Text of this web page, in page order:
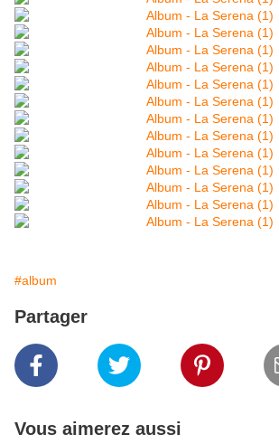
#album
Partager
Vous aimerez aussi